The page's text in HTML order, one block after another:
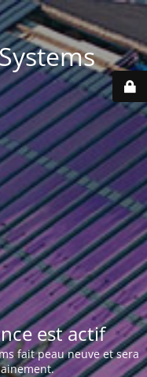
est actif
fait peau neuve et sera